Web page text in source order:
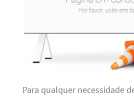
Para qualquer necessidade